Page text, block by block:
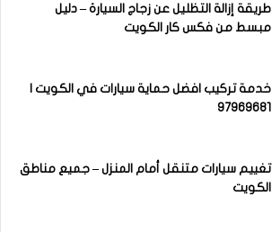
طريقة إزالة التظليل عن زجاج السيارة – دليل
مبسط من فكس كار الكويت
خدمة تركيب افضل حماية سيارات في الكويت |
97969681
تغييم سيارات متنقل أمام المنزل – جميع مناطق
الكويت